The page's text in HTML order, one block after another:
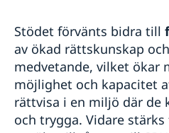
Stödet förvänts bidra till
av ökad rättskunskap
medvetande, vilket ökar
möjlighet och kapacitet
rättvisa i en miljö där de
och trygga. Vidare